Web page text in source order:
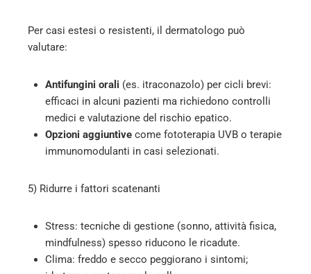
Per casi estesi o resistenti, il dermatologo può
valutare:
Antifungini orali (es. itraconazolo) per cicli brevi:
efficaci in alcuni pazienti ma richiedono controlli
medici e valutazione del rischio epatico.
Opzioni aggiuntive come fototerapia UVB o terapie
immunomodulanti in casi selezionati.
5) Ridurre i fattori scatenanti
Stress: tecniche di gestione (sonno, attività fisica,
mindfulness) spesso riducono le ricadute.
Clima: freddo e secco peggiorano i sintomi;